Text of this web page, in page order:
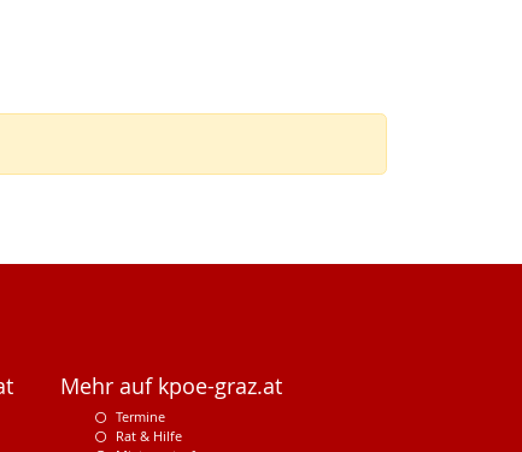
Mehr auf kpoe-graz.at
Termine
Rat & Hilfe